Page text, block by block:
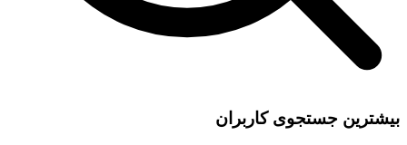
بیشترین جستجوی کاربران